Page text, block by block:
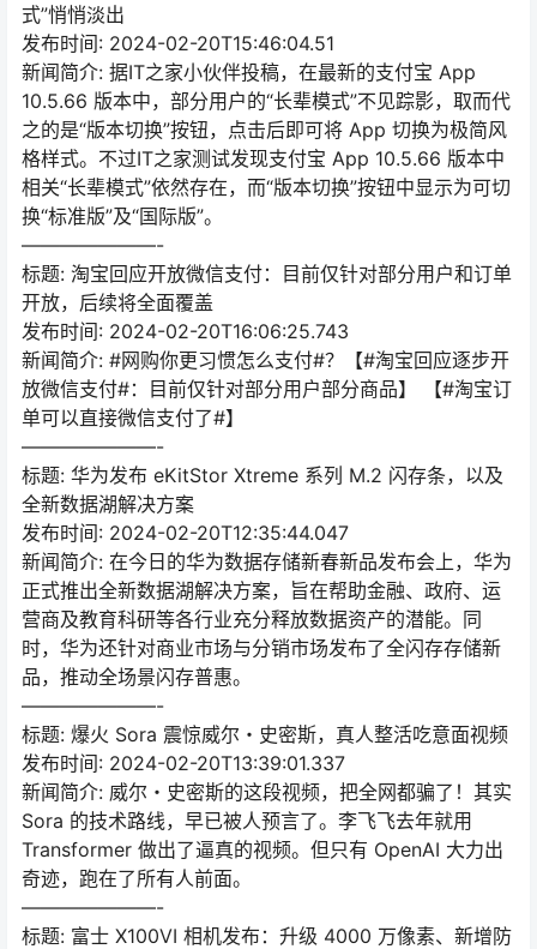
式”悄悄淡出
发布时间: 2024-02-20T15:46:04.51
新闻简介: 据IT之家小伙伴投稿，在最新的支付宝 App
10.5.66 版本中，部分用户的“长辈模式”不见踪影，取而代
之的是“版本切换”按钮，点击后即可将 App 切换为极简风
格样式。不过IT之家测试发现支付宝 App 10.5.66 版本中
相关“长辈模式”依然存在，而“版本切换”按钮中显示为可切
换“标准版”及“国际版”。
———————-
标题: 淘宝回应开放微信支付：目前仅针对部分用户和订单
开放，后续将全面覆盖
发布时间: 2024-02-20T16:06:25.743
新闻简介: #网购你更习惯怎么支付#？【#淘宝回应逐步开
放微信支付#：目前仅针对部分用户部分商品】 【#淘宝订
单可以直接微信支付了#】
———————-
标题: 华为发布 eKitStor Xtreme 系列 M.2 闪存条，以及
全新数据湖解决方案
发布时间: 2024-02-20T12:35:44.047
新闻简介: 在今日的华为数据存储新春新品发布会上，华为
正式推出全新数据湖解决方案，旨在帮助金融、政府、运
营商及教育科研等各行业充分释放数据资产的潜能。同
时，华为还针对商业市场与分销市场发布了全闪存存储新
品，推动全场景闪存普惠。
———————-
标题: 爆火 Sora 震惊威尔・史密斯，真人整活吃意面视频
发布时间: 2024-02-20T13:39:01.337
新闻简介: 威尔・史密斯的这段视频，把全网都骗了！其实
Sora 的技术路线，早已被人预言了。李飞飞去年就用
Transformer 做出了逼真的视频。但只有 OpenAI 大力出
奇迹，跑在了所有人前面。
———————-
标题: 富士 X100VI 相机发布：升级 4000 万像素、新增防